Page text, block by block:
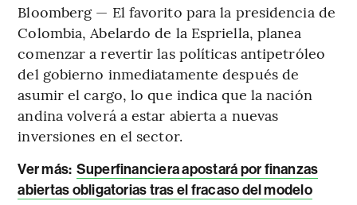
Bloomberg — El favorito para la presidencia de
Colombia, Abelardo de la Espriella, planea
comenzar a revertir las políticas antipetróleo
del gobierno inmediatamente después de
asumir el cargo, lo que indica que la nación
andina volverá a estar abierta a nuevas
inversiones en el sector.
Ver más: Superfinanciera apostará por finanzas
abiertas obligatorias tras el fracaso del modelo